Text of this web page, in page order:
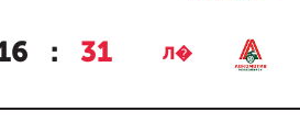
: 31 Л�